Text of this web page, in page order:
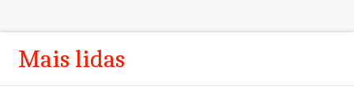
Mais lidas